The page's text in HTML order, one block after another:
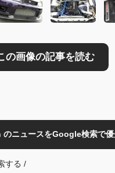
ニュースをGoogle検索で優
する /